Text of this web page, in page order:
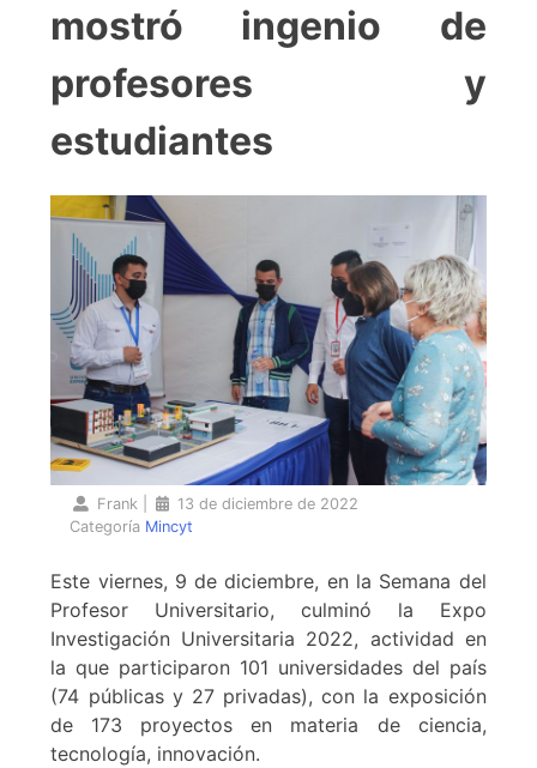
mostró ingenio de
profesores y
estudiantes
Frank
13 de diciembre de 2022
Categoría Mincyt
Este viernes, 9 de diciembre, en la Semana del
Profesor Universitario, culminó la Expo
Investigación Universitaria 2022, actividad en
la que participaron 101 universidades del país
(74 públicas y 27 privadas), con la exposición
de 173 proyectos en materia de ciencia,
tecnología, innovación.